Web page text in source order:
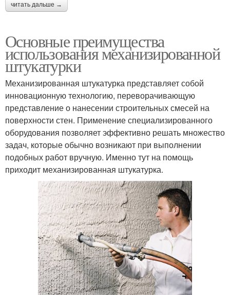
читать дальше →
Основные преимущества
использования механизированной
штукатурки
Механизированная штукатурка представляет собой
инновационную технологию, переворачивающую
представление о нанесении строительных смесей на
поверхности стен. Применение специализированного
оборудования позволяет эффективно решать множество
задач, которые обычно возникают при выполнении
подобных работ вручную. Именно тут на помощь
приходит механизированная штукатурка.